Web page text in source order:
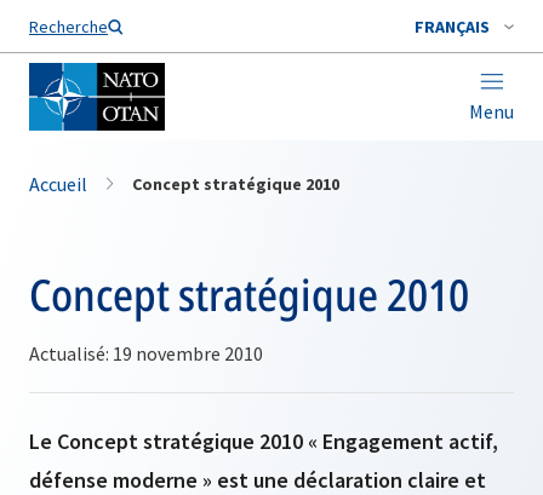
Recherche FRANÇAIS
Menu
Nom de famille*
Accueil Concept stratégique 2010
Concept stratégique 2010
Actualisé: 19 novembre 2010
Le Concept stratégique 2010 « Engagement actif,
défense moderne » est une déclaration claire et